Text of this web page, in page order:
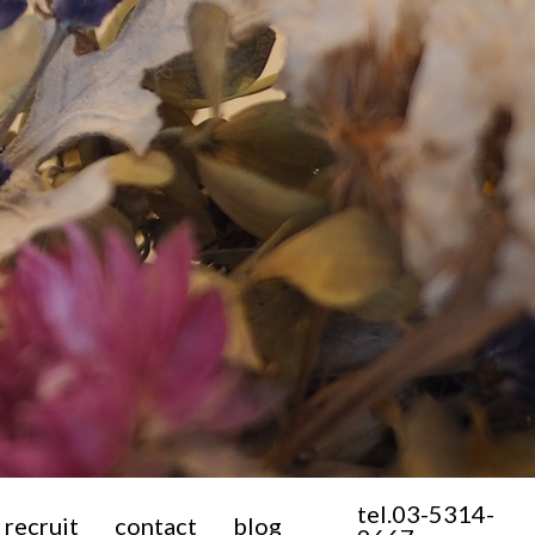
recruit contact blog tel.03-5314-